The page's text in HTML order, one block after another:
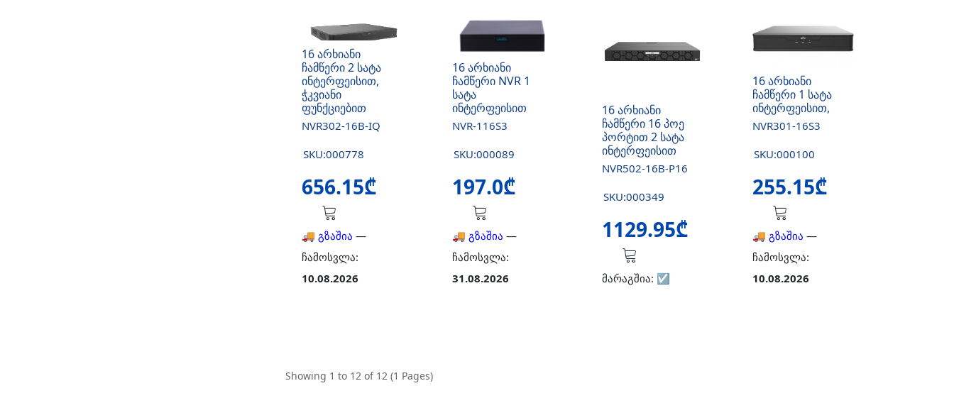
16 არხიანი
ჩამწერი 2 სატა
ინტერფეისით,
ჭკვიანი
ფუნქციებით
NVR302-16B-IQ
SKU:000778
656.15₾
🚚 გზაშია —
ჩამოსვლა:
10.08.2026
16 არხიანი
ჩამწერი NVR 1
სატა
ინტერფეისით
NVR-116S3
SKU:000089
197.0₾
🚚 გზაშია —
ჩამოსვლა:
31.08.2026
16 არხიანი
ჩამწერი 16 პოე
პორტით 2 სატა
ინტერფეისით
NVR502-16B-P16
SKU:000349
1129.95₾
მარაგშია: ☑️
16 არხიანი
ჩამწერი 1 სატა
ინტერფეისით,
NVR301-16S3
SKU:000100
255.15₾
🚚 გზაშია —
ჩამოსვლა:
10.08.2026
Showing 1 to 12 of 12 (1 Pages)